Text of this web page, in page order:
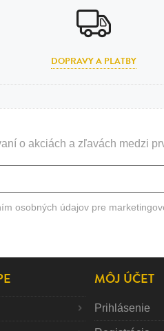
DOPRAVY A PLATBY
o akciách a zľavách medzi
osobných údajov pre
MÔJ ÚČET
Prihlásenie